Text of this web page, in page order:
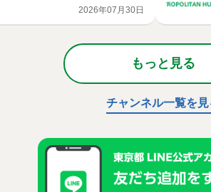
」で連携【東京都防
ネットワーク】
2026年07月30日
もっと見る
チャンネル一覧を見